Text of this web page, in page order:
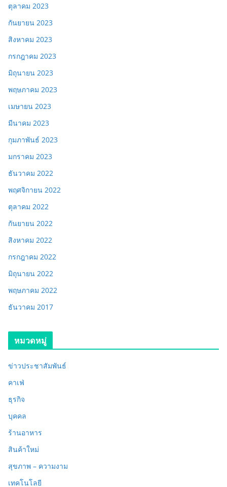
ตุลาคม 2023
กันยายน 2023
สิงหาคม 2023
กรกฎาคม 2023
มิถุนายน 2023
พฤษภาคม 2023
เมษายน 2023
มีนาคม 2023
กุมภาพันธ์ 2023
มกราคม 2023
ธันวาคม 2022
พฤศจิกายน 2022
ตุลาคม 2022
กันยายน 2022
สิงหาคม 2022
กรกฎาคม 2022
มิถุนายน 2022
พฤษภาคม 2022
ธันวาคม 2017
หมวดหมู่
ข่าวประชาสัมพันธ์
คาเฟ่
ธุรกิจ
บุคคล
ร้านอาหาร
สินค้าใหม่
สุขภาพ – ความงาม
เทคโนโลยี